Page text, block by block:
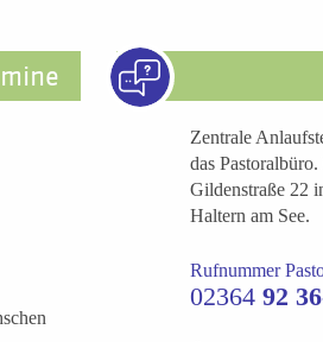
Zentrale
das
Gildenstraße 22
Haltern am See.
Rufnummer
02364 92